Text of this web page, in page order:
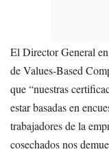
El Director General
de Values-Based
que “nuestras
estar basadas en
trabajadores de la
cosechados nos